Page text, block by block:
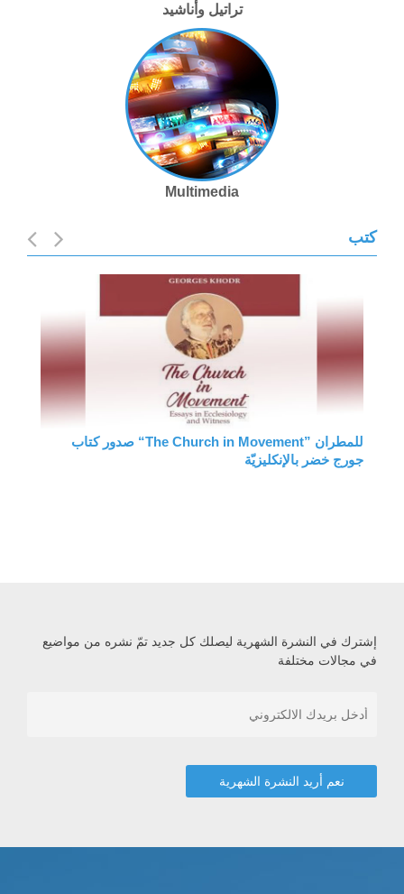
تراتيل وأناشيد
Multimedia
كتب
صدور كتاب “The Church in Movement” للمطران
جورج خضر بالإنكليزيّة
إشترك في النشرة الشهرية ليصلك كل جديد تمّ نشره من مواضيع
في مجالات مختلفة